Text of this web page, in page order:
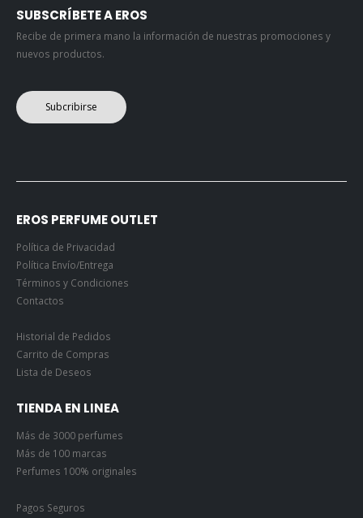
SUBSCRÍBETE A EROS
Recibe de primera mano la información de nuestras promociones y
nuevos productos.
Subcribirse
EROS PERFUME OUTLET
Política de Privacidad
Política Envío/Entrega
Términos y Condiciones
Contactos
Historial de Pedidos
Carrito de Compras
Lista de Deseos
TIENDA EN LINEA
Más de 3000 perfumes
Más de 100 marcas
Perfumes 100% originales
Pagos Seguros